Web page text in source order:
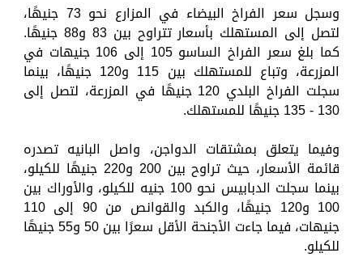
وسجل سعر الفراخ البيضاء في المزارع نحو 73 جنيهًا،
لتصل إلى المستهلك بأسعار تتراوح بين 83 و88 جنيهًا.
كما بلغ سعر الفراخ الساسو 105 إلى 106 جنيهات في
المزرعة، وتباع للمستهلك بين 115 و120 جنيهًا، بينما
سجلت الفراخ البلدي 120 جنيهًا في المزرعة، لتصل إلى
130 - 135 جنيهًا للمستهلك.
وفيما يتعلق بمشتقات الدواجن، واصل البانيه تصدره
قائمة الأسعار، حيث تراوح بين 200 و220 جنيهًا للكيلو،
بينما سجلت الدبابيس نحو 100 جنيه للكيلو، والأوراك بين
100 و120 جنيهًا، والكبد والقوانص من 90 إلى 110
جنيهات، فيما جاءت الأجنحة الأقل سعرًا بين 50 و55 جنيهًا
للكيلو.